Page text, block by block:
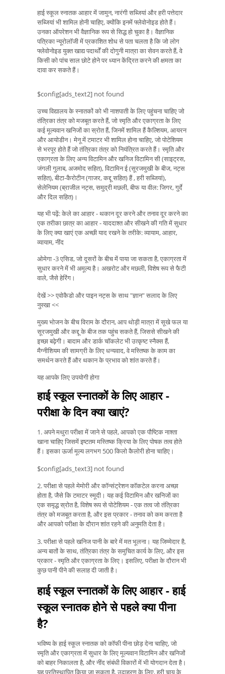
हाई स्कूल स्नातक आहार में जामुन, नारंगी सब्जियां और हरी पत्तेदार
सब्जियां भी शामिल होनी चाहिए, क्योंकि इनमें फ्लेवोनोइड होते हैं।
उनका ऑपरेशन भी वैज्ञानिक रूप से सिद्ध हो चुका है। वैज्ञानिक
पत्रिका न्यूरोलॉजी में प्रकाशित शोध से पता चलता है कि जो लोग
फ्लेवोनोइड युक्त खाद्य पदार्थों की दोगुनी मात्रा का सेवन करते हैं, वे
किसी को पांच साल छोटे होने पर ध्यान केंद्रित करने की क्षमता का
दावा कर सकते हैं।
$config[ads_text2] not found
उच्च विद्यालय के स्नातकों को भी नाशपाती के लिए पहुंचना चाहिए जो
तंत्रिका तंत्र को मजबूत करते हैं, जो स्मृति और एकाग्रता के लिए
कई मूल्यवान खनिजों का स्रोत हैं, जिनमें शामिल हैं कैल्शियम, आयरन
और आयोडीन। मेनू में टमाटर भी शामिल होना चाहिए, जो पोटेशियम
से भरपूर होते हैं जो तंत्रिका तंत्र को नियंत्रित करते हैं। स्मृति और
एकाग्रता के लिए अन्य विटामिन और खनिज विटामिन सी (साइट्रस,
जंगली गुलाब, अजमोद सहित), विटामिन ई (सूरजमुखी के बीज, नट्स
सहित), बीटा-कैरोटीन (गाजर, कद्दू सहित) हैं , हरी सब्जियां),
सेलेनियम (ब्राजील नट्स, समुद्री मछली, बीफ या वील: जिगर, गुर्दे
और दिल सहित)।
यह भी पढ़ें: केले का आहार - थकान दूर करने और तनाव दूर करने का
एक तरीका छात्र का आहार - याददाश्त और सीखने की गति में सुधार
के लिए क्या खाएं एक अच्छी याद रखने के तरीके: व्यायाम, आहार,
व्यायाम, नींद
ओमेगा -3 एसिड, जो दूसरों के बीच में पाया जा सकता है, एकाग्रता में
सुधार करने में भी अमूल्य है। अखरोट और मछली, विशेष रूप से फैटी
वाले, जैसे हेरिंग।
देखें >> एवोकैडो और पाइन नट्स के साथ "ज्ञान" सलाद के लिए
नुस्खा <<
मुख्य भोजन के बीच विराम के दौरान, आप थोड़ी मात्रा में सूखे फल या
सूरजमुखी और कद्दू के बीज तक पहुंच सकते हैं, जिससे सीखने की
इच्छा बढ़ेगी। बादाम और डार्क चॉकलेट भी उत्कृष्ट स्नैक्स हैं,
मैग्नीशियम की सामग्री के लिए धन्यवाद, वे मस्तिष्क के काम का
समर्थन करते हैं और थकान के प्रभाव को शांत करते हैं।
यह आपके लिए उपयोगी होगा
हाई स्कूल स्नातकों के लिए आहार -
परीक्षा के दिन क्या खाएं?
1. अपने मथुरा परीक्षा में जाने से पहले, आपको एक पौष्टिक नाश्ता
खाना चाहिए जिसमें इष्टतम मस्तिष्क क्रिया के लिए पोषक तत्व होते
हैं। इसका ऊर्जा मूल्य लगभग 500 किलो कैलोरी होना चाहिए।
$config[ads_text3] not found
2. परीक्षा से पहले मेमोरी और कॉन्संट्रेशन कॉकटेल करना अच्छा
होता है, जैसे कि टमाटर स्मूदी। यह कई विटामिन और खनिजों का
एक समृद्ध स्रोत है, विशेष रूप से पोटेशियम - एक तत्व जो तंत्रिका
तंत्र को मजबूत करता है, और इस प्रकार - तनाव को कम करता है
और आपको परीक्षा के दौरान शांत रहने की अनुमति देता है।
3. परीक्षा से पहले खनिज पानी के बारे में मत भूलना। यह जिम्मेदार है,
अन्य बातों के साथ, तंत्रिका तंत्र के समुचित कार्य के लिए, और इस
प्रकार - स्मृति और एकाग्रता के लिए। इसलिए, परीक्षा के दौरान भी
कुछ पानी पीने की सलाह दी जाती है।
हाई स्कूल स्नातकों के लिए आहार - हाई
स्कूल स्नातक होने से पहले क्या पीना
है?
भविष्य के हाई स्कूल स्नातक को कॉफी पीना छोड़ देना चाहिए, जो
स्मृति और एकाग्रता में सुधार के लिए मूल्यवान विटामिन और खनिजों
को बाहर निकालता है, और नींद संबंधी विकारों में भी योगदान देता है।